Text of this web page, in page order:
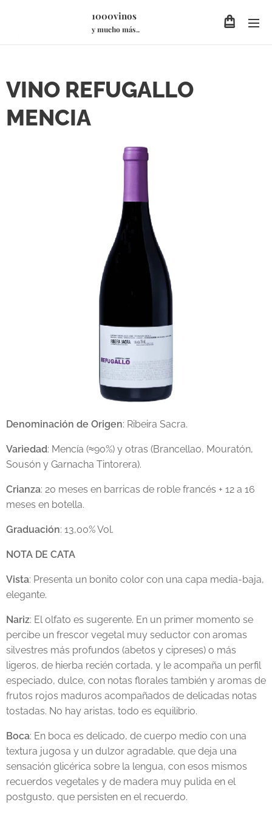
1000vinos
y mucho más..
VINO REFUGALLO
MENCIA
Denominación de Origen: Ribeira Sacra.
Variedad: Mencía (≈90%) y otras (Brancellao, Mouratón,
Sousón y Garnacha Tintorera).
Crianza: 20 meses en barricas de roble francés + 12 a 16
meses en botella.
Graduación: 13,00% Vol.
NOTA DE CATA
Vista: Presenta un bonito color con una capa media-baja,
elegante.
Nariz: El olfato es sugerente. En un primer momento se
percibe un frescor vegetal muy seductor con aromas
silvestres más profundos (abetos y cipreses) o más
ligeros, de hierba recién cortada, y le acompaña un perfil
especiado, dulce, con notas florales también y aromas de
frutos rojos maduros acompañados de delicadas notas
tostadas. No hay aristas, todo es equilibrio.
Boca: En boca es delicado, de cuerpo medio con una
textura jugosa y un dulzor agradable, que deja una
sensación glicérica sobre la lengua, con esos mismos
recuerdos vegetales y de madera muy pulida en el
postgusto, que persisten en el recuerdo.